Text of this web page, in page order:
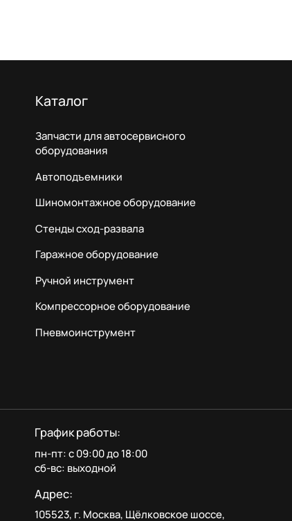
Каталог
Запчасти для автосервисного
оборудования
Автоподъемники
Шиномонтажное оборудование
Стенды сход-развала
Гаражное оборудование
Ручной инструмент
Компрессорное оборудование
Пневмоинструмент
График работы:
пн-пт: с 09:00 до 18:00
сб-вс: выходной
Адрес:
105523, г. Москва, Щёлковское шоссе,